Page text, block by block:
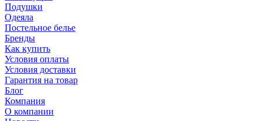
Подушки
Одеяла
Постельное белье
Бренды
Как купить
Условия оплаты
Условия доставки
Гарантия на товар
Блог
Компания
О компании